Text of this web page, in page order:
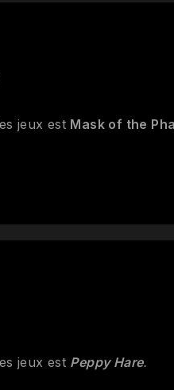
jeux est Mask of the
jeux est Peppy Hare.